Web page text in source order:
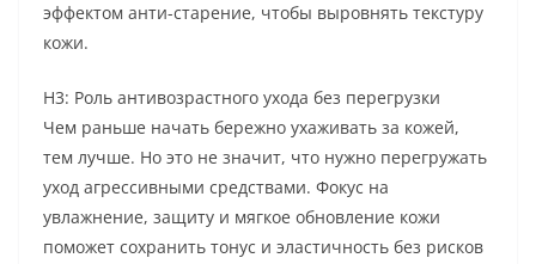
эффектом анти-старение, чтобы выровнять текстуру
кожи.
H3: Роль антивозрастного ухода без перегрузки
Чем раньше начать бережно ухаживать за кожей,
тем лучше. Но это не значит, что нужно перегружать
уход агрессивными средствами. Фокус на
увлажнение, защиту и мягкое обновление кожи
поможет сохранить тонус и эластичность без рисков